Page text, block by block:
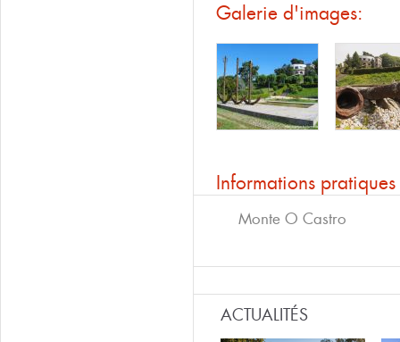
Galerie d'images:
Informations pratiques
Monte O Castro
ACTUALITÉS